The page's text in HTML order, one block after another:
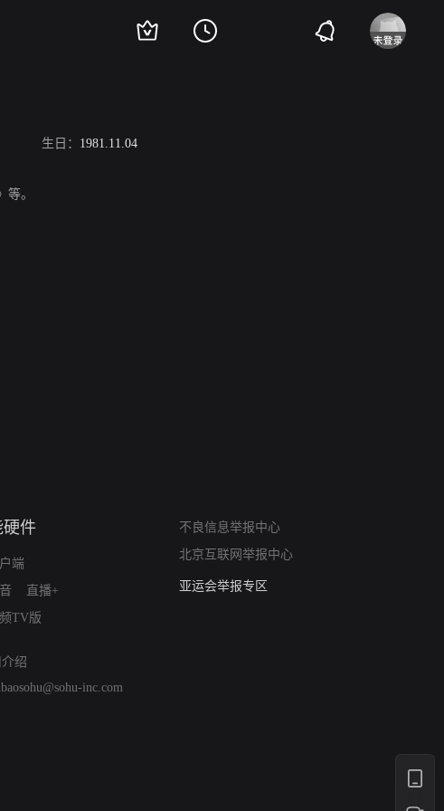
生日： 1981.11.04
。
件
端
直播+
TV版
不良信息举报中心
北京互联网举报中心
算法推荐专项举报
亚运会举报专区
绍
inc.com